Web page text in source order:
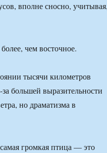
вполне сносно,
чем восточное.
тысячи километров
большей выразительности
но драматизма в
громкая птица — это